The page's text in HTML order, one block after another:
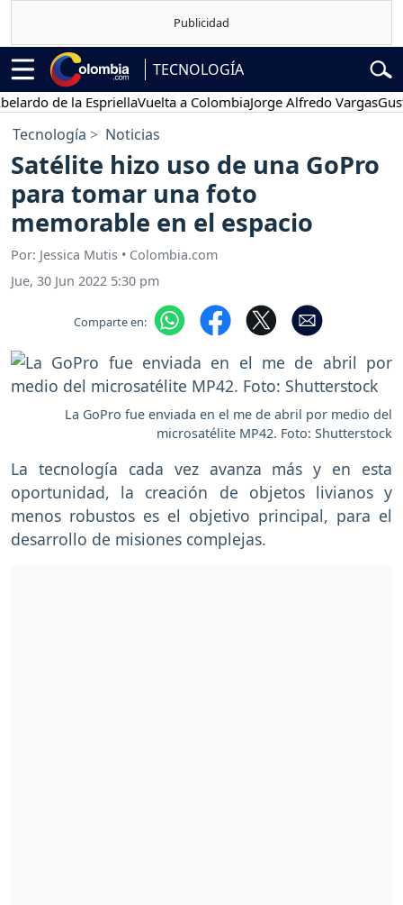
TECNOLOGÍA
de la EspriellaVuelta a ColombiaJorge Alfredo VargasGustavo
Tecnología Noticias
Satélite hizo uso de una GoPro
para tomar una foto
memorable en el espacio
Por: Jessica Mutis • Colombia.com
Jue, 30 Jun 2022 5:30 pm
Comparte en:
La GoPro fue enviada en el me de abril por medio del
microsatélite MP42. Foto: Shutterstock
La tecnología cada vez avanza más y en esta
oportunidad, la creación de objetos livianos y
menos robustos es el objetivo principal, para el
desarrollo de misiones complejas.